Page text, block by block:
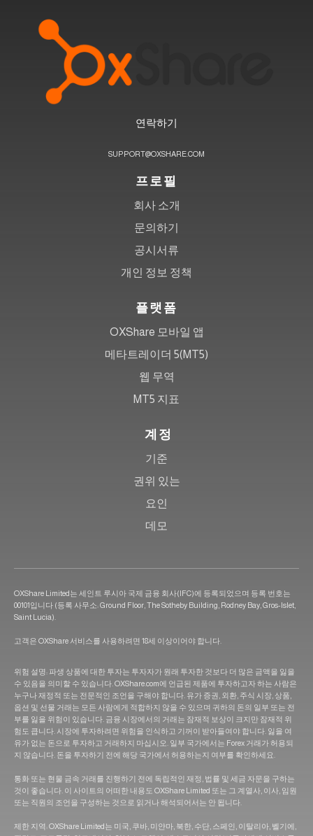
연락하기
SUPPORT@OXSHARE.COM
프로필
회사 소개
문의하기
공시서류
개인 정보 정책
플랫폼
OXShare 모바일 앱
메타트레이더 5(MT5)
웹 무역
MT5 지표
계정
기준
권위 있는
요인
데모
OXShare Limited는 세인트 루시아 국제 금융 회사(IFC)에 등록되었으며 등록 번호는
00101입니다 (등록 사무소: Ground Floor, The Sotheby Building, Rodney Bay, Gros-Islet,
Saint Lucia).
고객은 OXShare 서비스를 사용하려면 18세 이상이어야 합니다.
위험 설명: 파생 상품에 대한 투자는 투자자가 원래 투자한 것보다 더 많은 금액을 잃을
수 있음을 의미할 수 있습니다. OXShare.com에 언급된 제품에 투자하고자 하는 사람은
누구나 재정적 또는 전문적인 조언을 구해야 합니다. 유가 증권, 외환, 주식 시장, 상품,
옵션 및 선물 거래는 모든 사람에게 적합하지 않을 수 있으며 귀하의 돈의 일부 또는 전
부를 잃을 위험이 있습니다. 금융 시장에서의 거래는 잠재적 보상이 크지만 잠재적 위
험도 큽니다. 시장에 투자하려면 위험을 인식하고 기꺼이 받아들여야 합니다. 잃을 여
유가 없는 돈으로 투자하고 거래하지 마십시오. 일부 국가에서는 Forex 거래가 허용되
지 않습니다. 돈을 투자하기 전에 해당 국가에서 허용하는지 여부를 확인하세요.
통화 또는 현물 금속 거래를 진행하기 전에 독립적인 재정, 법률 및 세금 자문을 구하는
것이 좋습니다. 이 사이트의 어떠한 내용도 OXShare Limited 또는 그 계열사, 이사, 임원
또는 직원의 조언을 구성하는 것으로 읽거나 해석되어서는 안 됩니다.
제한 지역: OXShare Limited는 미국, 쿠바, 미얀마, 북한, 수단, 스페인, 이탈리아, 벨기에,